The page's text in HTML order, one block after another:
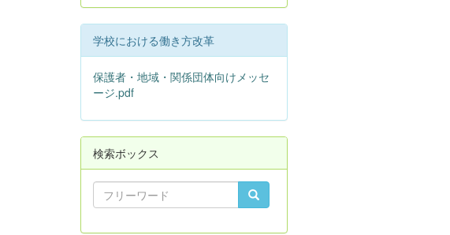
学校における働き方改革
保護者・地域・関係団体向けメッセ
ージ.pdf
検索ボックス